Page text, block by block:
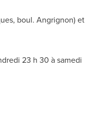
, boul. Angrignon) et
23 h 30 à samedi